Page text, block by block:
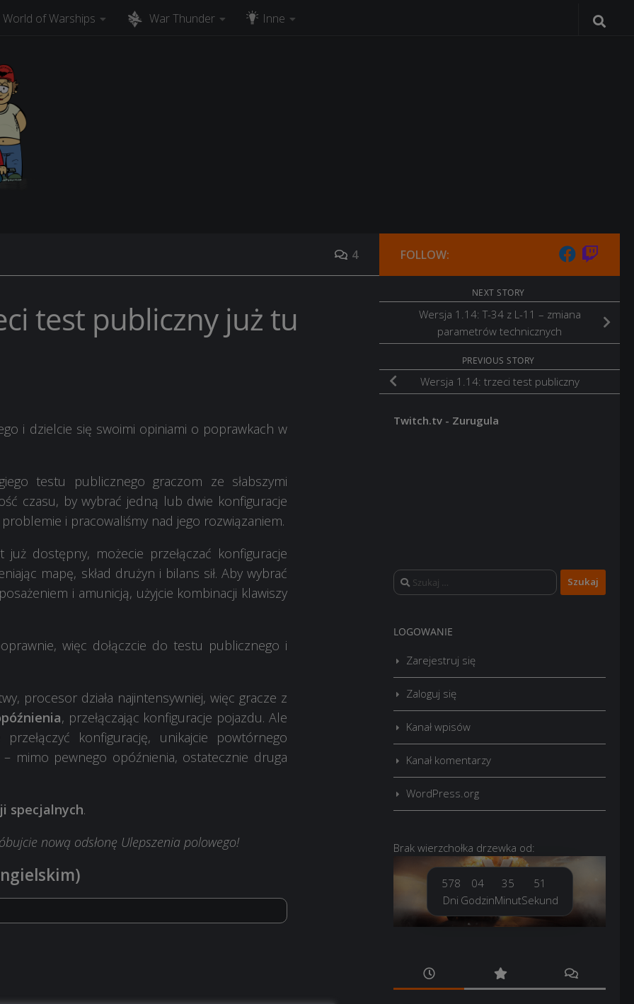
World of Warships War Thunder Inne
4
test publiczny już tu
i dzielcie się swoimi opiniami o poprawkach w
testu publicznego graczom ze słabszymi
czasu, by wybrać jedną lub dwie konfiguracje
i pracowaliśmy nad jego rozwiązaniem.
dostępny, możecie przełączać konfiguracje
mapę, skład drużyn i bilans sił. Aby wybrać
i amunicją, użyjcie kombinacji klawiszy
więc dołączcie do testu publicznego i
procesor działa najintensywniej, więc gracze z
, przełączając konfiguracje pojazdu. Ale
konfigurację, unikajcie powtórnego
mimo pewnego opóźnienia, ostatecznie druga
specjalnych.
nową odsłonę Ulepszenia polowego!
FOLLOW:
NEXT STORY
Wersja 1.14: T-34 z L-11 – zmiana
parametrów technicznych
PREVIOUS STORY
Wersja 1.14: trzeci test publiczny
Twitch.tv - Zurugula
Szukaj:
LOGOWANIE
Zarejestruj się
Zaloguj się
Kanał wpisów
Kanał komentarzy
WordPress.org
Brak wierzchołka drzewka od:
578
Dni
04
Godzin
35
Minut
53
Sekund